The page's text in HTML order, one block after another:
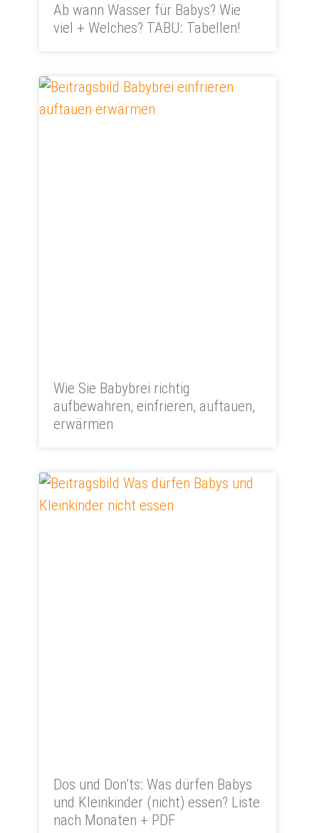
Ab wann Wasser für Babys? Wie
viel + Welches? TABU: Tabellen!
Wie Sie Babybrei richtig
aufbewahren, einfrieren, auftauen,
erwärmen
Dos und Don’ts: Was dürfen Babys
und Kleinkinder (nicht) essen? Liste
nach Monaten + PDF